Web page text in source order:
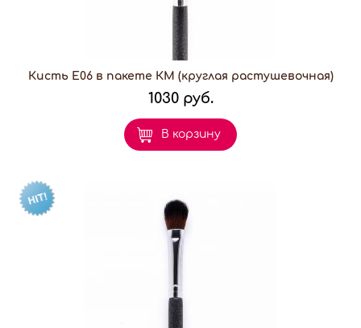
Кисть E06 в пакете КМ (круглая растушевочная)
1030 руб.
В корзину